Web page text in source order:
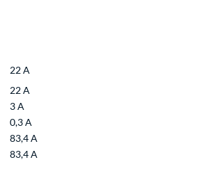
22 A
22 A
3 A
0,3 A
83,4 A
83,4 A